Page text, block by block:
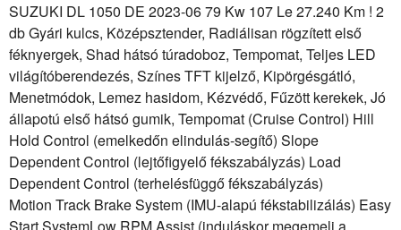
SUZUKI DL 1050 DE 2023-06 79 Kw 107 Le 27.240 Km ! 2
db Gyári kulcs, Középsztender, Radiálisan rögzített első
féknyergek, Shad hátsó túradoboz, Tempomat, Teljes LED
világítóberendezés, Színes TFT kijelző, Kipörgésgátló,
Menetmódok, Lemez hasidom, Kézvédő, Fűzött kerekek, Jó
állapotú első hátsó gumik, Tempomat (Cruise Control) Hill
Hold Control (emelkedőn elindulás-segítő) Slope
Dependent Control (lejtőfigyelő fékszabályzás) Load
Dependent Control (terhelésfüggő fékszabályzás)
Motion Track Brake System (IMU-alapú fékstabilizálás) Easy